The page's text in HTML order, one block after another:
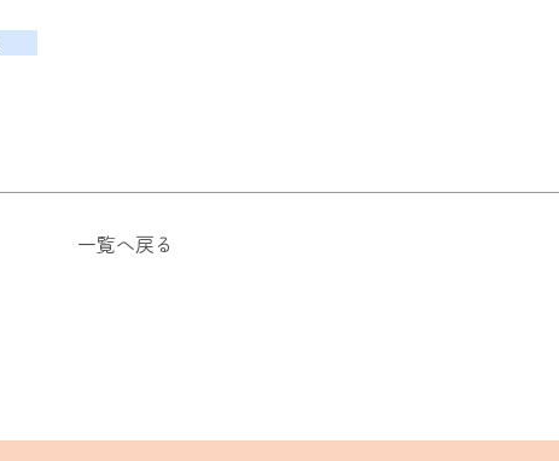
一覧へ戻る